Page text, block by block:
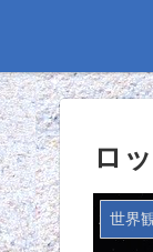
ロ
世界観